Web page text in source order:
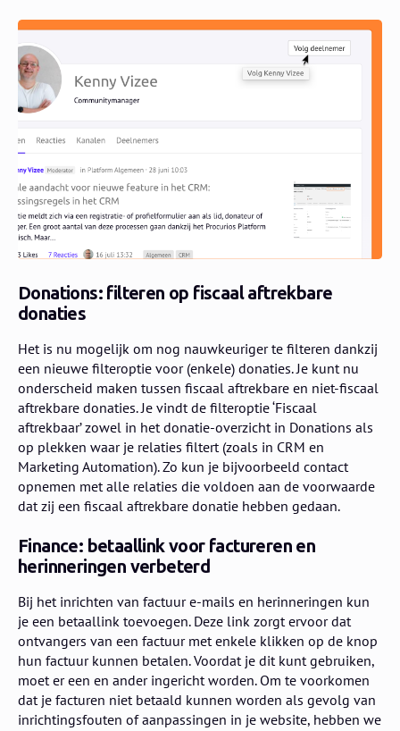
Donations: filteren op fiscaal aftrekbare
donaties
Het is nu mogelijk om nog nauwkeuriger te filteren dankzij
een nieuwe filteroptie voor (enkele) donaties. Je kunt nu
onderscheid maken tussen fiscaal aftrekbare en niet-fiscaal
aftrekbare donaties. Je vindt de filteroptie ‘Fiscaal
aftrekbaar’ zowel in het donatie-overzicht in Donations als
op plekken waar je relaties filtert (zoals in CRM en
Marketing Automation). Zo kun je bijvoorbeeld contact
opnemen met alle relaties die voldoen aan de voorwaarde
dat zij een fiscaal aftrekbare donatie hebben gedaan.
Finance: betaallink voor factureren en
herinneringen verbeterd
Bij het inrichten van factuur e-mails en herinneringen kun
je een betaallink toevoegen. Deze link zorgt ervoor dat
ontvangers van een factuur met enkele klikken op de knop
hun factuur kunnen betalen. Voordat je dit kunt gebruiken,
moet er een en ander ingericht worden. Om te voorkomen
dat je facturen niet betaald kunnen worden als gevolg van
inrichtingsfouten of aanpassingen in je website, hebben we